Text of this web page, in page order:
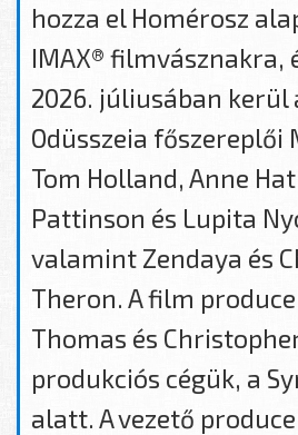
hozza el Homérosz
IMAX® filmvásznakra,
2026. júliusában kerül
Odüsszeia főszereplői
Tom Holland, Anne
Pattinson és Lupita
valamint Zendaya és
Theron. A film
Thomas és
produkciós cégük, a
alatt. A vezető